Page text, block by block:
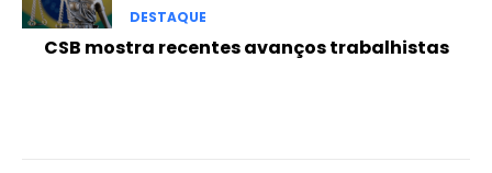
DESTAQUE
CSB mostra recentes avanços trabalhistas